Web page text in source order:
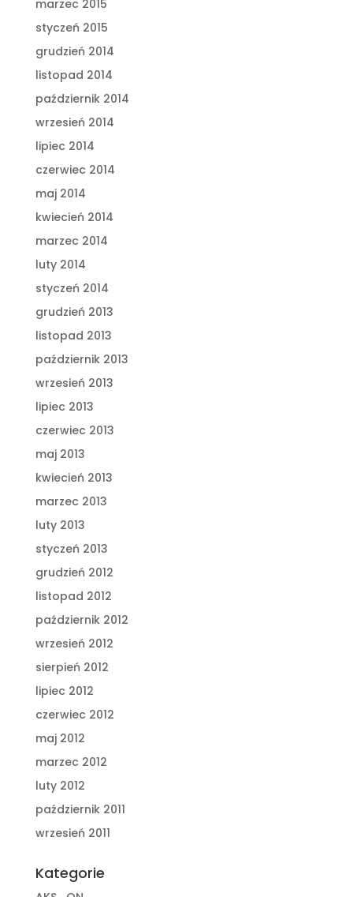
marzec 2015
styczeń 2015
grudzień 2014
listopad 2014
październik 2014
wrzesień 2014
lipiec 2014
czerwiec 2014
maj 2014
kwiecień 2014
marzec 2014
luty 2014
styczeń 2014
grudzień 2013
listopad 2013
październik 2013
wrzesień 2013
lipiec 2013
czerwiec 2013
maj 2013
kwiecień 2013
marzec 2013
luty 2013
styczeń 2013
grudzień 2012
listopad 2012
październik 2012
wrzesień 2012
sierpień 2012
lipiec 2012
czerwiec 2012
maj 2012
marzec 2012
luty 2012
październik 2011
wrzesień 2011
Kategorie